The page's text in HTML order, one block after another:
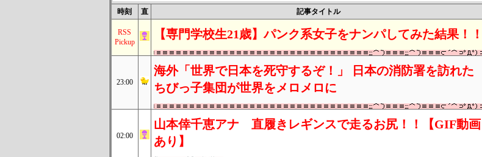
時刻 直 記事タイトル
RSS
Pickup
【専門学校生21歳】パンク系女子をナンパしてみた結果！！
23:00
海外「世界で日本を死守するぞ！」 日本の消防署を訪れた
ちびっ子集団が世界をメロメロに
02:00
山本倖千恵アナ 直履きレギンスで走るお尻！！【GIF動画
あり】